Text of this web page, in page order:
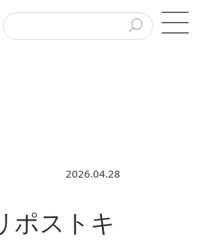
2026.04.28
ポストキ